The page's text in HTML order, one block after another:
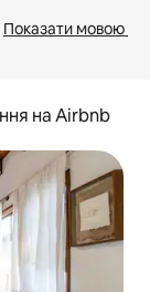
Показати мовою
на Airbnb